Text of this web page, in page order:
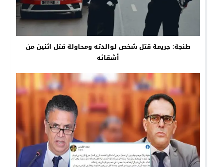
طنجة: جريمة قتل شخص لوالدته ومحاولة قتل اثنين من
أشقائه